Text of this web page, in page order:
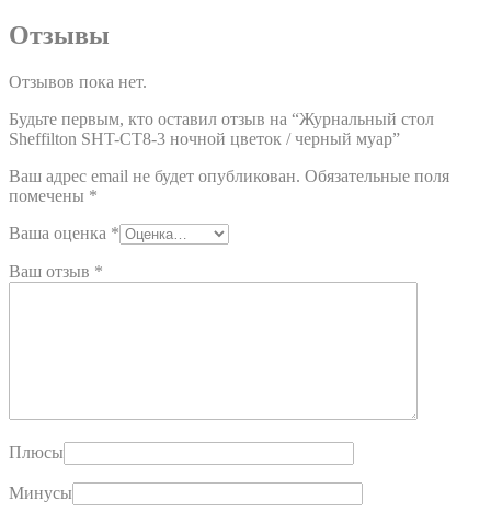
Отзывы
Отзывов пока нет.
Будьте первым, кто оставил отзыв на “Журнальный стол
Sheffilton SHT-CT8-3 ночной цветок / черный муар”
Ваш адрес email не будет опубликован. Обязательные поля
помечены *
Ваша оценка *
Ваш отзыв *
Плюсы
Минусы